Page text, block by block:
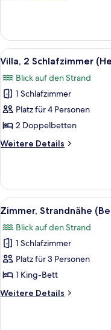
Meerblick
Alle
Fotos
für
Villa,
2 Schlafzimmer
(Hermitage)
anzeigen
9
Villa, 2 Schlafzimmer
Blick auf den Strand
1 Schlafzimmer
Platz für 4 Personen
2 Doppelbetten
Weitere Details
Weitere
2 Schlafzimmer
(Hermitage)
Alle
Fotos
für
Zimmer,
Strandnähe
(Beachfront)
anzeigen
7
Zimmer, Strandnähe
Blick auf den Strand
1 Schlafzimmer
Platz für 3 Personen
1 King-Bett
Weitere Details
Weitere